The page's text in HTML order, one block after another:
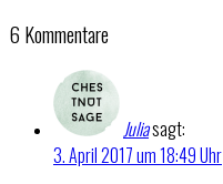
6 Kommentare
Juliasagt:
3. April 2017 um 18:49 Uhr